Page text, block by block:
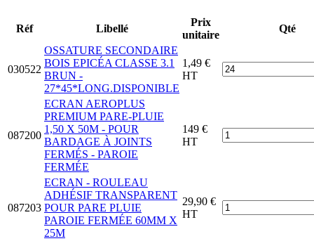
Réf Libellé
Prix
unitaire
Qté
030522
OSSATURE SECONDAIRE
BOIS EPICÉA CLASSE 3.1
BRUN -
27*45*LONG.DISPONIBLE
1,49 €
HT
087200
ECRAN AEROPLUS
PREMIUM PARE-PLUIE
1,50 X 50M - POUR
BARDAGE À JOINTS
FERMÉS - PAROIE
FERMÉE
149 €
HT
087203
ECRAN - ROULEAU
ADHÉSIF TRANSPARENT
POUR PARE PLUIE
PAROIE FERMÉE 60MM X
25M
29,90 €
HT